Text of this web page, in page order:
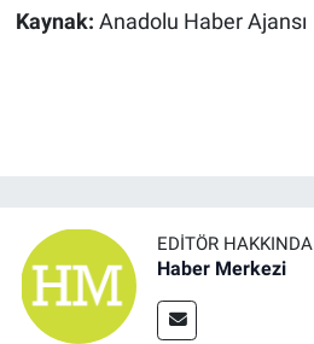
Kaynak: Anadolu Haber Ajansı
EDITÖR HAKKINDA
Haber Merkezi